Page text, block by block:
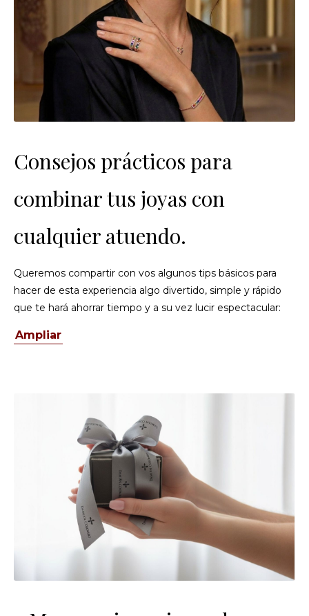
Consejos prácticos para
combinar tus joyas con
cualquier atuendo.
Queremos compartir con vos algunos tips básicos para
hacer de esta experiencia algo divertido, simple y rápido
que te hará ahorrar tiempo y a su vez lucir espectacular:
Ampliar